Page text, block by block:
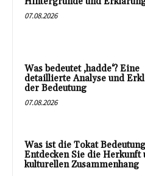
07.08.2026
Was bedeutet ‚hadde‘? Eine
detaillierte Analyse und
der Bedeutung
07.08.2026
Was ist die Tokat
Entdecken Sie die Herkunft
kulturellen Zusammenhang